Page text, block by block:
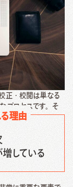
正・校閲は単なる
プロセスです。そ
理由
している